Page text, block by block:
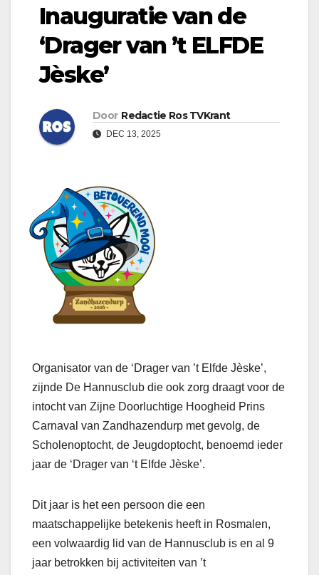
Inauguratie van de
‘Drager van ’t ELFDE
Jèske’
Door Redactie Ros TVKrant
DEC 13, 2025
Organisator van de ‘Drager van ’t Elfde Jèske’,
zijnde De Hannusclub die ook zorg draagt voor de
intocht van Zijne Doorluchtige Hoogheid Prins
Carnaval van Zandhazendurp met gevolg, de
Scholenoptocht, de Jeugdoptocht, benoemd ieder
jaar de ‘Drager van ‘t Elfde Jèske’.
Dit jaar is het een persoon die een
maatschappelijke betekenis heeft in Rosmalen,
een volwaardig lid van de Hannusclub is en al 9
jaar betrokken bij activiteiten van ’t